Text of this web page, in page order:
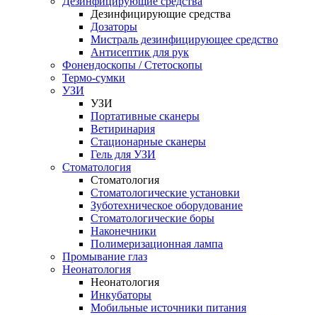
Дезинфицирующие средства
Дозаторы
Мистраль дезинфицирующее средство
Антисептик для рук
Фонендоскопы / Стетоскопы
Термо-сумки
УЗИ
УЗИ
Портативные сканеры
Ветиринария
Стационарные сканеры
Гель для УЗИ
Стоматология
Стоматология
Стоматологические установки
Зуботехническое оборудование
Стоматологические боры
Наконечники
Полимеризационная лампа
Промывание глаз
Неонатология
Неонатология
Инкубаторы
Мобильные источники питания